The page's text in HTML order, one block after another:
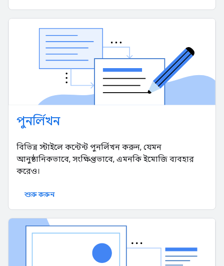
পুনর্লিখন
বিভিন্ন স্টাইলে কন্টেন্ট পুনর্লিখন করুন, যেমন
আনুষ্ঠানিকভাবে, সংক্ষিপ্তভাবে, এমনকি ইমোজি ব্যবহার
করেও।
শুরু করুন